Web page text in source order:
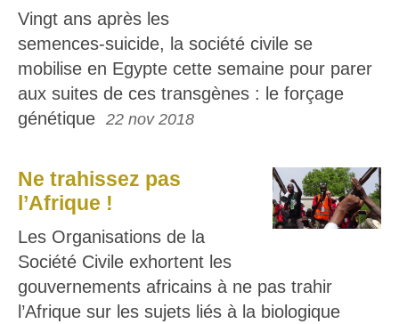
Vingt ans après les
semences-suicide, la société civile se
mobilise en Egypte cette semaine pour parer
aux suites de ces transgènes : le forçage
génétique 22 nov 2018
Ne trahissez pas
l’Afrique !
Les Organisations de la
Société Civile exhortent les
gouvernements africains à ne pas trahir
l’Afrique sur les sujets liés à la biologique